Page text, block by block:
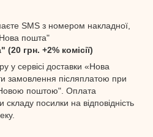
SMS з номером накладної,
пошта"
грн. +2% комісії)
у сервісі доставки «Нова
замовлення післяплатою при
поштою". Оплата
складу посилки на відповідність